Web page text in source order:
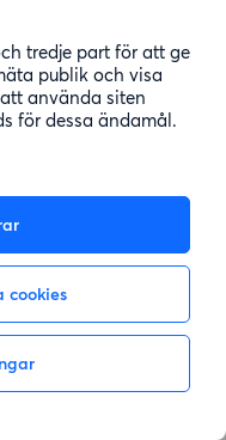
tredje part för att ge
publik och visa
använda siten
för dessa ändamål.
cookies